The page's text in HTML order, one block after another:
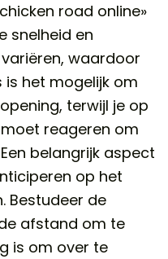
road online»
snelheid en
waardoor
is het mogelijk om
terwijl je op
reageren om
belangrijk aspect
op het
Bestudeer de
afstand om te
is om over te